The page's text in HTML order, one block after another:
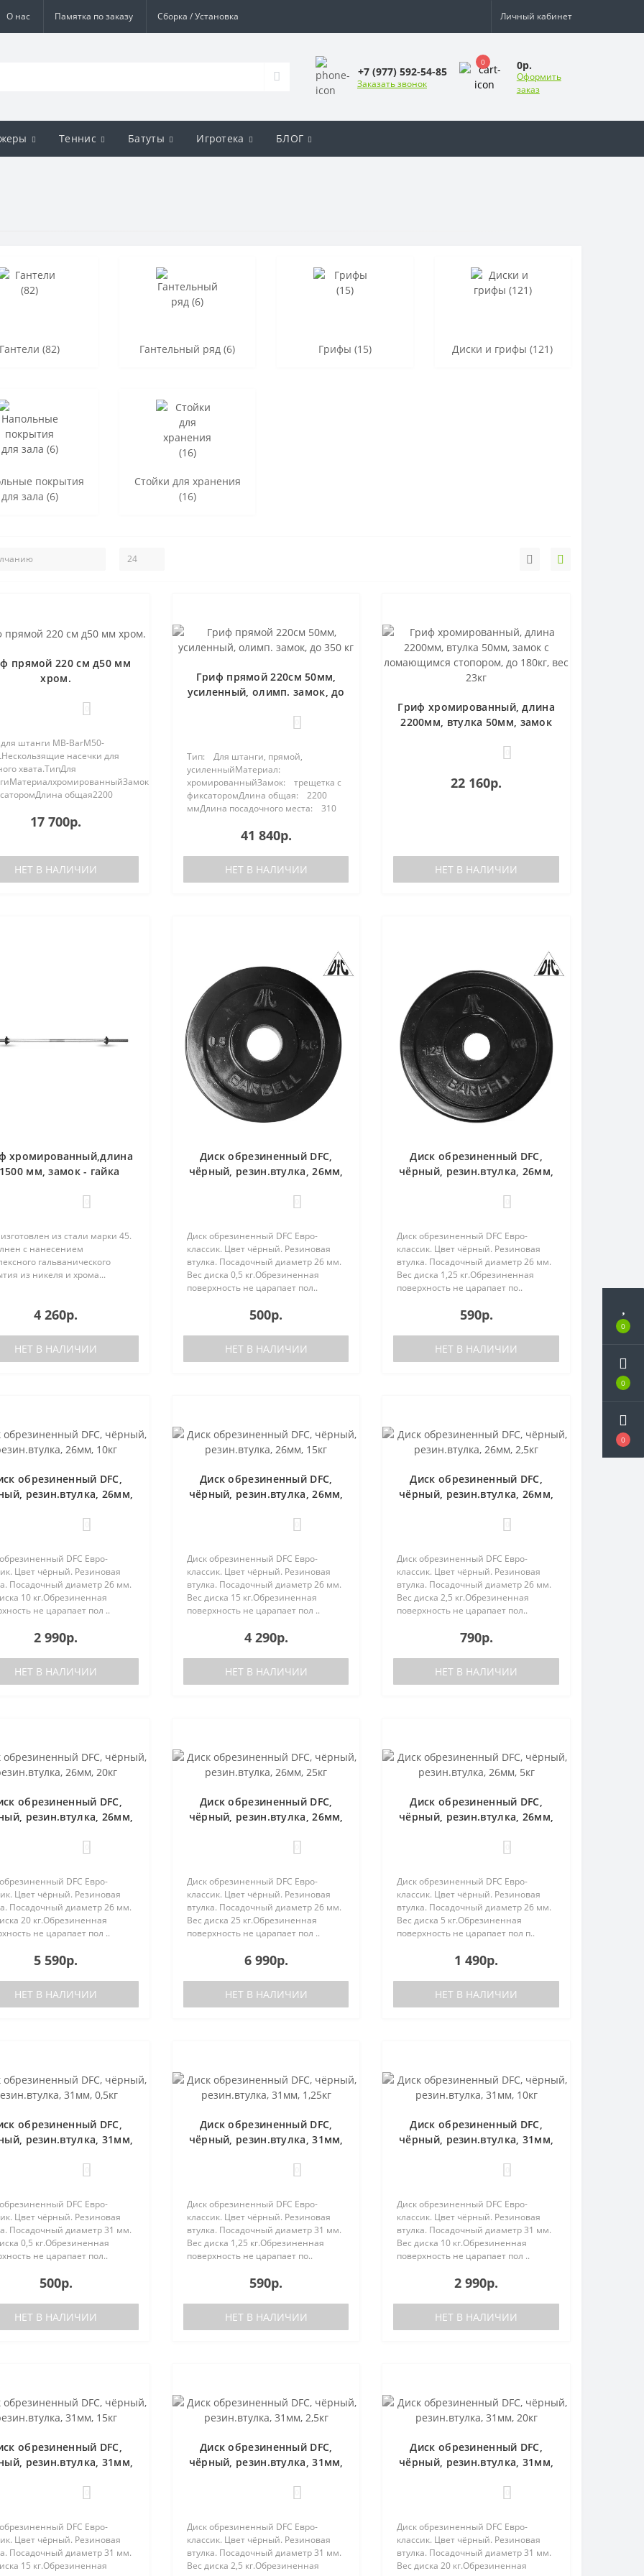
0
0
0
О нас Памятка по заказу Сборка / Установка Личный кабинет
+7 (977) 592-54-85
Заказать звонок
0 0р.
Оформить
заказ
Теннис Батуты Игротека БЛОГ
Гантели (82) Гантельный ряд (6) Грифы (15) Диски и грифы (121)
покрытия
для зала (6)
Стойки для хранения
(16)
прямой 220 см д50 мм
хром.
штанги MB-BarM50-
насечки для
хвата.ТипДля
общая2200
17 700р.
НЕТ В НАЛИЧИИ
Гриф прямой 220см 50мм,
усиленный, олимп. замок, до
Тип: Для штанги, прямой,
усиленныйМатериал:
хромированныйЗамок: трещетка с
фиксаторомДлина общая: 2200
ммДлина посадочного места: 310
41 840р.
НЕТ В НАЛИЧИИ
Гриф хромированный, длина
2200мм, втулка 50мм, замок
22 160р.
НЕТ В НАЛИЧИИ
хромированный,длина
мм, замок - гайка
из стали марки 45.
с нанесением
гальванического
из никеля и хрома...
4 260р.
НЕТ В НАЛИЧИИ
Диск обрезиненный DFC,
чёрный, резин.втулка, 26мм,
Диск обрезиненный DFC Евро-
классик. Цвет чёрный. Резиновая
втулка. Посадочный диаметр 26 мм.
Вес диска 0,5 кг.Обрезиненная
поверхность не царапает пол..
500р.
НЕТ В НАЛИЧИИ
Диск обрезиненный DFC,
чёрный, резин.втулка, 26мм,
Диск обрезиненный DFC Евро-
классик. Цвет чёрный. Резиновая
втулка. Посадочный диаметр 26 мм.
Вес диска 1,25 кг.Обрезиненная
поверхность не царапает по..
590р.
НЕТ В НАЛИЧИИ
обрезиненный DFC,
резин.втулка, 26мм,
DFC Евро-
Цвет чёрный. Резиновая
Посадочный диаметр 26 мм.
10 кг.Обрезиненная
не царапает пол ..
2 990р.
НЕТ В НАЛИЧИИ
Диск обрезиненный DFC,
чёрный, резин.втулка, 26мм,
Диск обрезиненный DFC Евро-
классик. Цвет чёрный. Резиновая
втулка. Посадочный диаметр 26 мм.
Вес диска 15 кг.Обрезиненная
поверхность не царапает пол ..
4 290р.
НЕТ В НАЛИЧИИ
Диск обрезиненный DFC,
чёрный, резин.втулка, 26мм,
Диск обрезиненный DFC Евро-
классик. Цвет чёрный. Резиновая
втулка. Посадочный диаметр 26 мм.
Вес диска 2,5 кг.Обрезиненная
поверхность не царапает пол..
790р.
НЕТ В НАЛИЧИИ
обрезиненный DFC,
резин.втулка, 26мм,
DFC Евро-
Цвет чёрный. Резиновая
Посадочный диаметр 26 мм.
20 кг.Обрезиненная
не царапает пол ..
5 590р.
НЕТ В НАЛИЧИИ
Диск обрезиненный DFC,
чёрный, резин.втулка, 26мм,
Диск обрезиненный DFC Евро-
классик. Цвет чёрный. Резиновая
втулка. Посадочный диаметр 26 мм.
Вес диска 25 кг.Обрезиненная
поверхность не царапает пол ..
6 990р.
НЕТ В НАЛИЧИИ
Диск обрезиненный DFC,
чёрный, резин.втулка, 26мм,
Диск обрезиненный DFC Евро-
классик. Цвет чёрный. Резиновая
втулка. Посадочный диаметр 26 мм.
Вес диска 5 кг.Обрезиненная
поверхность не царапает пол п..
1 490р.
НЕТ В НАЛИЧИИ
обрезиненный DFC,
резин.втулка, 31мм,
DFC Евро-
Цвет чёрный. Резиновая
Посадочный диаметр 31 мм.
0,5 кг.Обрезиненная
не царапает пол..
500р.
НЕТ В НАЛИЧИИ
Диск обрезиненный DFC,
чёрный, резин.втулка, 31мм,
Диск обрезиненный DFC Евро-
классик. Цвет чёрный. Резиновая
втулка. Посадочный диаметр 31 мм.
Вес диска 1,25 кг.Обрезиненная
поверхность не царапает по..
590р.
НЕТ В НАЛИЧИИ
Диск обрезиненный DFC,
чёрный, резин.втулка, 31мм,
Диск обрезиненный DFC Евро-
классик. Цвет чёрный. Резиновая
втулка. Посадочный диаметр 31 мм.
Вес диска 10 кг.Обрезиненная
поверхность не царапает пол ..
2 990р.
НЕТ В НАЛИЧИИ
обрезиненный DFC,
резин.втулка, 31мм,
DFC Евро-
Цвет чёрный. Резиновая
Посадочный диаметр 31 мм.
15 кг.Обрезиненная
Диск обрезиненный DFC,
чёрный, резин.втулка, 31мм,
Диск обрезиненный DFC Евро-
классик. Цвет чёрный. Резиновая
втулка. Посадочный диаметр 31 мм.
Вес диска 2,5 кг.Обрезиненная
Диск обрезиненный DFC,
чёрный, резин.втулка, 31мм,
Диск обрезиненный DFC Евро-
классик. Цвет чёрный. Резиновая
втулка. Посадочный диаметр 31 мм.
Вес диска 20 кг.Обрезиненная